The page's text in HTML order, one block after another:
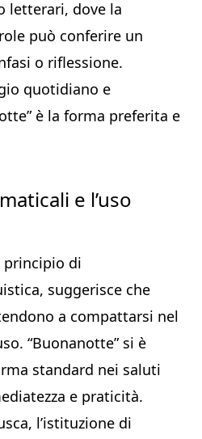
letterari, dove la
può conferire un
o riflessione.
quotidiano e
è la forma preferita e
e l’uso
principio di
suggerisce che
a compattarsi nel
“Buonanotte” si è
standard nei saluti
e praticità.
l’istituzione di